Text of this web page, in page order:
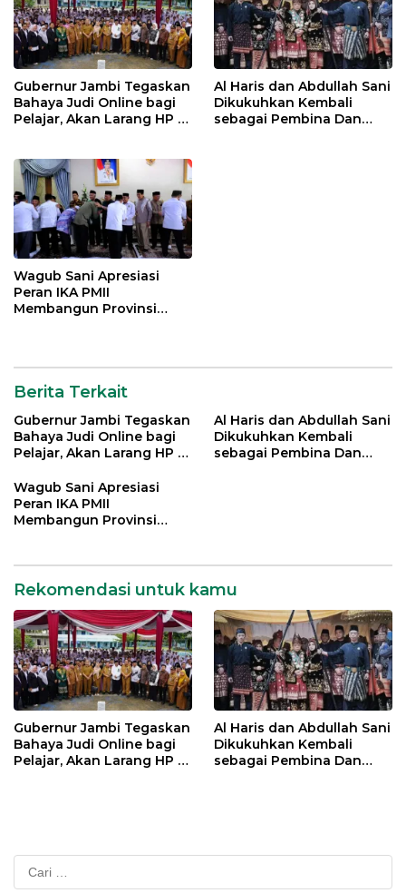
Gubernur Jambi Tegaskan
Bahaya Judi Online bagi
Pelajar, Akan Larang HP di
Al Haris dan Abdullah Sani
Dikukuhkan Kembali
sebagai Pembina Dan
Wagub Sani Apresiasi
Peran IKA PMII
Membangun Provinsi
Berita Terkait
Gubernur Jambi Tegaskan
Bahaya Judi Online bagi
Pelajar, Akan Larang HP di
Al Haris dan Abdullah Sani
Dikukuhkan Kembali
sebagai Pembina Dan
Wagub Sani Apresiasi
Peran IKA PMII
Membangun Provinsi
Rekomendasi untuk kamu
Gubernur Jambi Tegaskan
Bahaya Judi Online bagi
Pelajar, Akan Larang HP di
Al Haris dan Abdullah Sani
Dikukuhkan Kembali
sebagai Pembina Dan